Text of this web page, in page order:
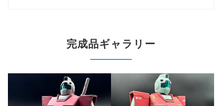
完成品ギャラリー